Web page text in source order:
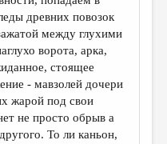
древних повозок
между глухими
ворота, арка,
стоящее
- мавзолей дочери
жарой под свои
не просто обрыв а
То ли каньон,